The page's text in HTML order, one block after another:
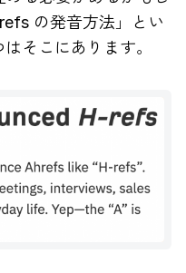
の発音方法」とい
そこにあります。